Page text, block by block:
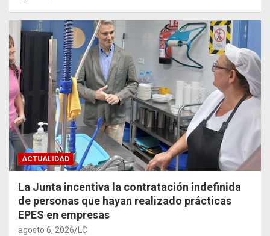
ACTUALIDAD
La Junta incentiva la contratación indefinida
de personas que hayan realizado prácticas
EPES en empresas
agosto 6, 2026 LC